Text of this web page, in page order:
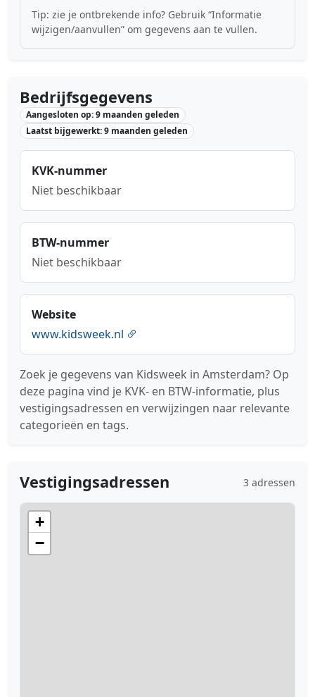
Tip: zie je ontbrekende info? Gebruik “Informatie
wijzigen/aanvullen” om gegevens aan te vullen.
Bedrijfsgegevens
Aangesloten op: 9 maanden geleden
Laatst bijgewerkt: 9 maanden geleden
KVK-nummer
Niet beschikbaar
BTW-nummer
Niet beschikbaar
Website
www.kidsweek.nl
Zoek je gegevens van Kidsweek in Amsterdam? Op
deze pagina vind je KVK- en BTW-informatie, plus
vestigingsadressen en verwijzingen naar relevante
categorieën en tags.
Vestigingsadressen 3 adressen
+
−